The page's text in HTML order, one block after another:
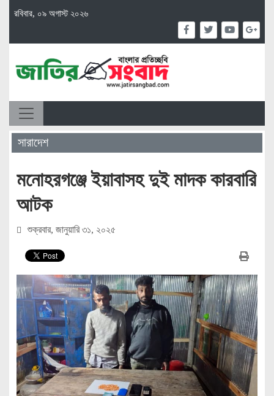
রবিবার, ০৯ অগাস্ট ২০২৬
সারাদেশ
মনোহরগঞ্জে ইয়াবাসহ দুই মাদক কারবারি
আটক
শুক্রবার, জানুয়ারি ৩১, ২০২৫